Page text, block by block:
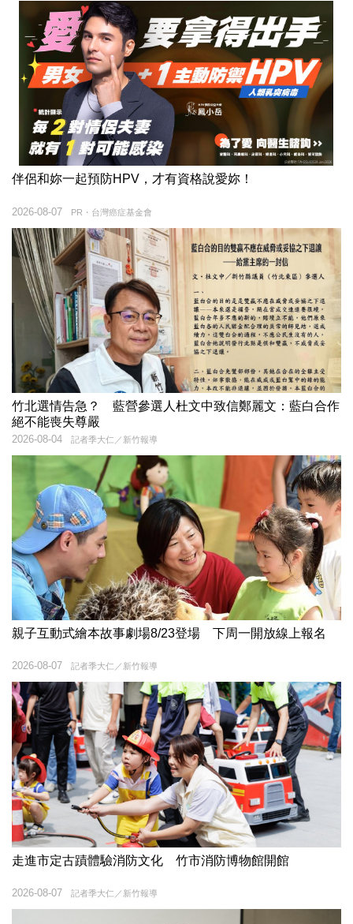
伴侶和妳一起預防HPV，才有資格說愛妳！
PR・台灣癌症基金會
2026-08-07
竹北選情告急？ 藍營參選人杜文中致信鄭麗文：藍白合作
絕不能喪失尊嚴
記者季大仁／新竹報導
2026-08-04
親子互動式繪本故事劇場8/23登場 下周一開放線上報名
記者季大仁／新竹報導
2026-08-07
走進市定古蹟體驗消防文化 竹市消防博物館開館
記者季大仁／新竹報導
2026-08-07